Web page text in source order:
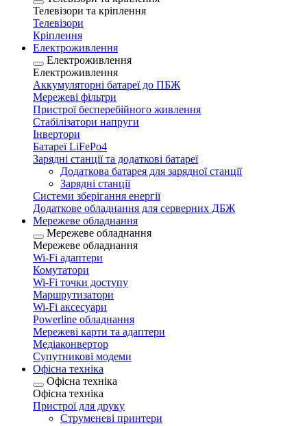
Телевізори та кріплення
Телевізори
Кріплення
Електроживлення
Електроживлення
Електроживлення
Аккумуляторні батареї до ПБЖ
Мережеві фільтри
Пристрої бесперебійного живлення
Стабілізатори напруги
Інвертори
Батареї LiFePo4
Зарядні станції та додаткові батареї
Додаткова батарея для зарядної станції
Зарядні станції
Системи зберігання енергії
Додаткове обладнання для серверних ДБЖ
Мережеве обладнання
Мережеве обладнання
Мережеве обладнання
Wi-Fi адаптери
Комутатори
Wi-Fi точки доступу
Маршрутизатори
Wi-Fi аксесуари
Рowerline обладнання
Мережеві карти та адаптери
Медіаконвертор
Супутникові модеми
Офісна техніка
Офісна техніка
Офісна техніка
Пристрої для друку
Струменеві принтери